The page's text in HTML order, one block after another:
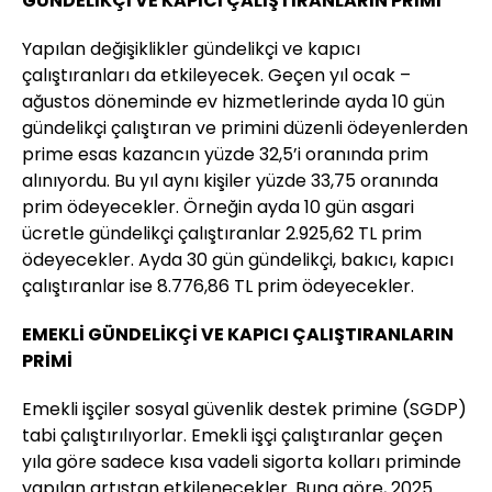
Yapılan değişiklikler gündelikçi ve kapıcı
çalıştıranları da etkileyecek. Geçen yıl ocak –
ağustos döneminde ev hizmetlerinde ayda 10 gün
gündelikçi çalıştıran ve primini düzenli ödeyenlerden
prime esas kazancın yüzde 32,5’i oranında prim
alınıyordu. Bu yıl aynı kişiler yüzde 33,75 oranında
prim ödeyecekler. Örneğin ayda 10 gün asgari
ücretle gündelikçi çalıştıranlar 2.925,62 TL prim
ödeyecekler. Ayda 30 gün gündelikçi, bakıcı, kapıcı
çalıştıranlar ise 8.776,86 TL prim ödeyecekler.
EMEKLİ GÜNDELİKÇİ VE KAPICI ÇALIŞTIRANLARIN
PRİMİ
Emekli işçiler sosyal güvenlik destek primine (SGDP)
tabi çalıştırılıyorlar. Emekli işçi çalıştıranlar geçen
yıla göre sadece kısa vadeli sigorta kolları priminde